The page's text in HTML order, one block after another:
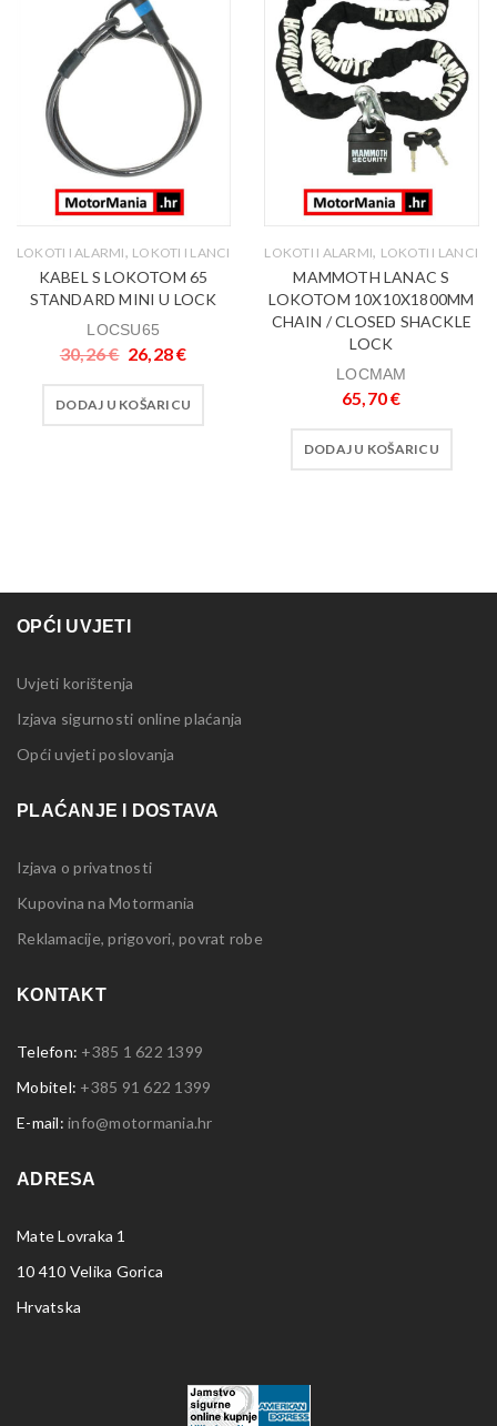
LOKOTI I ALARMI, LOKOTI I LANCI
KABEL S LOKOTOM 65
STANDARD MINI U LOCK
LOCSU65
30,26€ 26,28€
DODAJ U KOŠARICU
LOKOTI I ALARMI, LOKOTI I LANCI
MAMMOTH LANAC S
LOKOTOM 10X10X1800MM
CHAIN / CLOSED SHACKLE
LOCK
LOCMAM
65,70€
DODAJ U KOŠARICU
OPĆI UVJETI
Uvjeti korištenja
Izjava sigurnosti online plaćanja
Opći uvjeti poslovanja
PLAĆANJE I DOSTAVA
Izjava o privatnosti
Kupovina na Motormania
Reklamacije, prigovori, povrat robe
KONTAKT
Telefon: +385 1 622 1399
Mobitel: +385 91 622 1399
E-mail: info@motormania.hr
ADRESA
Mate Lovraka 1
10 410 Velika Gorica
Hrvatska